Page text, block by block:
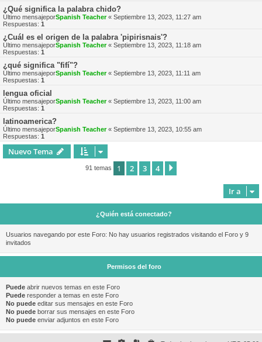
¿Qué significa la palabra chido?
Último mensajeporSpanish Teacher« Septiembre 13, 2023, 11:27 am
Respuestas: 1
¿Cuál es el origen de la palabra 'pipirisnais'?
Último mensajeporSpanish Teacher« Septiembre 13, 2023, 11:18 am
Respuestas: 1
¿qué significa "fifí"?
Último mensajeporSpanish Teacher« Septiembre 13, 2023, 11:11 am
Respuestas: 1
lengua oficial
Último mensajeporSpanish Teacher« Septiembre 13, 2023, 11:00 am
Respuestas: 1
latinoamerica?
Último mensajeporSpanish Teacher« Septiembre 13, 2023, 10:55 am
Respuestas: 1
Nuevo Tema
91 temas 1 2 3 4
Ir a
¿Quién está conectado?
Usuarios navegando por este Foro: No hay usuarios registrados visitando el Foro y 9
invitados
Permisos del foro
Puede abrir nuevos temas en este Foro
Puede responder a temas en este Foro
No puede editar sus mensajes en este Foro
No puede borrar sus mensajes en este Foro
No puede enviar adjuntos en este Foro